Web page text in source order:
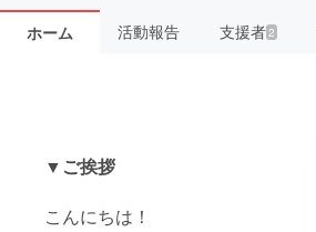
ホーム 活動報告 支援者2
▼ご挨拶
こんにちは！